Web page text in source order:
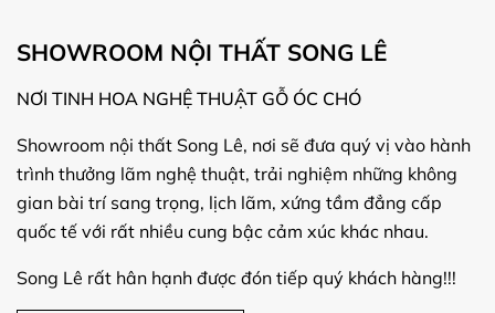
SHOWROOM NỘI THẤT SONG LÊ
NƠI TINH HOA NGHỆ THUẬT GỖ ÓC CHÓ
Showroom nội thất Song Lê, nơi sẽ đưa quý vị vào hành
trình thưởng lãm nghệ thuật, trải nghiệm những không
gian bài trí sang trọng, lịch lãm, xứng tầm đẳng cấp
quốc tế với rất nhiều cung bậc cảm xúc khác nhau.
Song Lê rất hân hạnh được đón tiếp quý khách hàng!!!